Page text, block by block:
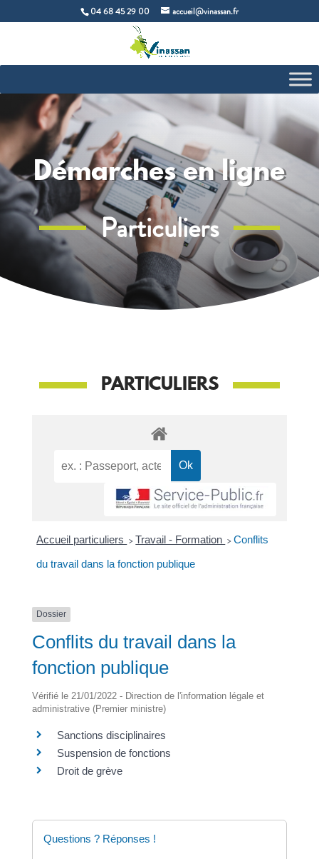
04 68 45 29 00 accueil@vinassan.fr
Démarches en ligne
Particuliers
PARTICULIERS
Accueil particuliers > Travail - Formation > Conflits
du travail dans la fonction publique
Dossier
Conflits du travail dans la
fonction publique
Vérifié le 21/01/2022 - Direction de l'information légale et
administrative (Premier ministre)
Sanctions disciplinaires
Suspension de fonctions
Droit de grève
Questions ? Réponses !